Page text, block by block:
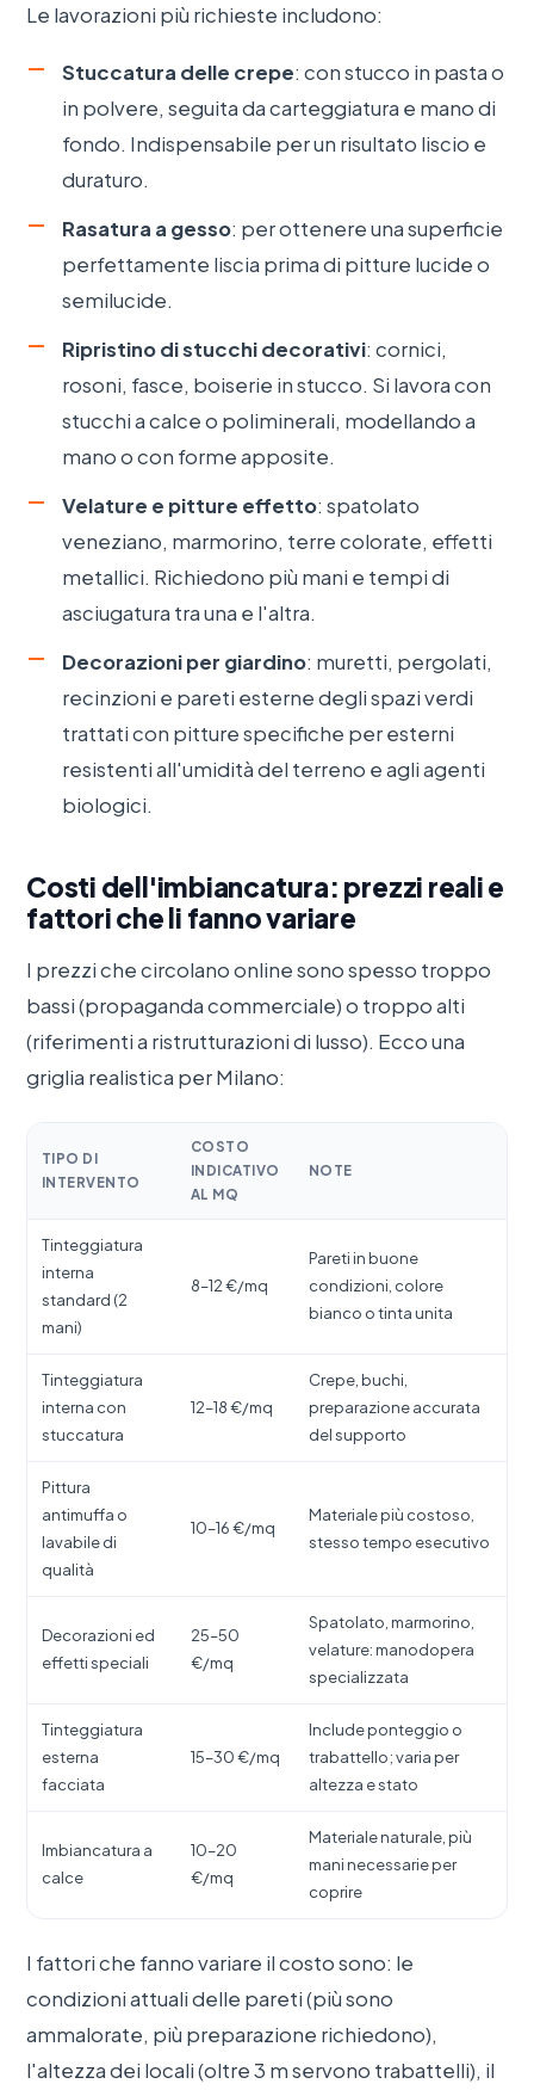
Le lavorazioni più richieste includono:
Stuccatura delle crepe: con stucco in pasta o
in polvere, seguita da carteggiatura e mano di
fondo. Indispensabile per un risultato liscio e
duraturo.
Rasatura a gesso: per ottenere una superficie
perfettamente liscia prima di pitture lucide o
semilucide.
Ripristino di stucchi decorativi: cornici,
rosoni, fasce, boiserie in stucco. Si lavora con
stucchi a calce o poliminerali, modellando a
mano o con forme apposite.
Velature e pitture effetto: spatolato
veneziano, marmorino, terre colorate, effetti
metallici. Richiedono più mani e tempi di
asciugatura tra una e l'altra.
Decorazioni per giardino: muretti, pergolati,
recinzioni e pareti esterne degli spazi verdi
trattati con pitture specifiche per esterni
resistenti all'umidità del terreno e agli agenti
biologici.
Costi dell'imbiancatura: prezzi reali e
fattori che li fanno variare
I prezzi che circolano online sono spesso troppo
bassi (propaganda commerciale) o troppo alti
(riferimenti a ristrutturazioni di lusso). Ecco una
griglia realistica per Milano:
TIPO DI
INTERVENTO
COSTO
INDICATIVO
AL MQ
NOTE
Tinteggiatura
interna
standard (2
mani)
8–12 €/mq
Pareti in buone
condizioni, colore
bianco o tinta unita
Tinteggiatura
interna con
stuccatura
12–18 €/mq
Crepe, buchi,
preparazione accurata
del supporto
Pittura
antimuffa o
lavabile di
qualità
10–16 €/mq
Materiale più costoso,
stesso tempo esecutivo
Decorazioni ed
effetti speciali
25–50
€/mq
Spatolato, marmorino,
velature: manodopera
specializzata
Tinteggiatura
esterna
facciata
15–30 €/mq
Include ponteggio o
trabattello; varia per
altezza e stato
Imbiancatura a
calce
10–20
€/mq
Materiale naturale, più
mani necessarie per
coprire
I fattori che fanno variare il costo sono: le
condizioni attuali delle pareti (più sono
ammalorate, più preparazione richiedono),
l'altezza dei locali (oltre 3 m servono trabattelli), il